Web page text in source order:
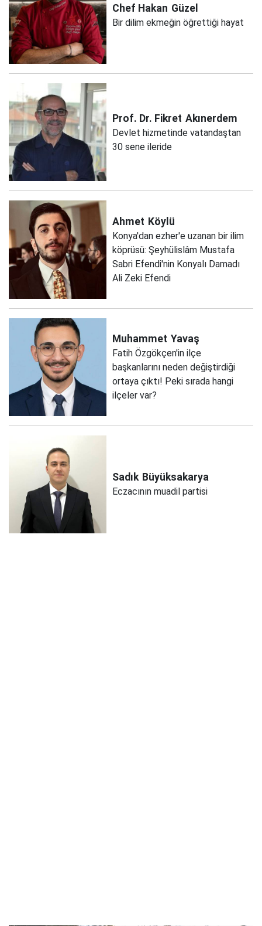
Chef Hakan Güzel
Bir dilim ekmeğin öğrettiği hayat
Prof. Dr. Fikret Akınerdem
Devlet hizmetinde vatandaştan
30 sene ileride
Ahmet Köylü
Konya'dan ezher'e uzanan bir ilim
köprüsü: Şeyhülislâm Mustafa
Sabri Efendi'nin Konyalı Damadı
Ali Zeki Efendi
Muhammet Yavaş
Fatih Özgökçen'in ilçe
başkanlarını neden değiştirdiği
ortaya çıktı! Peki sırada hangi
ilçeler var?
Sadık Büyüksakarya
Eczacının muadil partisi